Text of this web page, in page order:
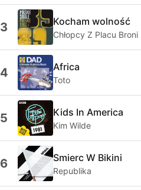
3 Kocham wolność
Chłopcy Z Placu Broni
4 Africa
Toto
5 Kids In America
Kim Wilde
6 Smierc W Bikini
Republika